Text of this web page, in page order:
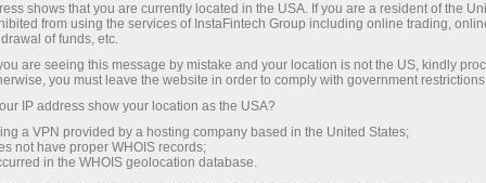
MetaTrader 5: pobierz
terminal handlowy
Todo cliente da InstaForex é livre para escolher
uma plataforma de negociação que melhor se
adapte às suas necessidades para negociar
shows that you are currently located in the USA. If you are a resident of the
from using the services of InstaFintech Group including online trading,
of funds, etc.
are seeing this message by mistake and your location is not the US, kindly
you must leave the website in order to comply with government
IP address show your location as the USA?
a VPN provided by a hosting company based in the United States;
not have proper WHOIS records;
in the WHOIS geolocation database.